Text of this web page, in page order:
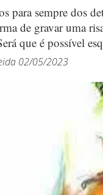
para sempre dos
de gravar uma
que é possível
02/05/2023